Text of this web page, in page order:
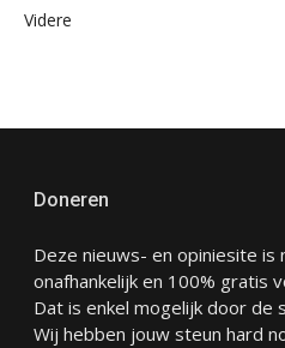
Videre
Doneren
Deze nieuws- en opiniesite is
onafhankelijk en 100% gratis
Dat is enkel mogelijk door de
Wij hebben jouw steun hard